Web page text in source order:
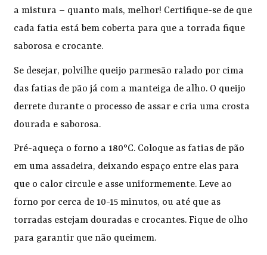
a mistura – quanto mais, melhor! Certifique-se de que
cada fatia está bem coberta para que a torrada fique
saborosa e crocante.
Se desejar, polvilhe queijo parmesão ralado por cima
das fatias de pão já com a manteiga de alho. O queijo
derrete durante o processo de assar e cria uma crosta
dourada e saborosa.
Pré-aqueça o forno a 180°C. Coloque as fatias de pão
em uma assadeira, deixando espaço entre elas para
que o calor circule e asse uniformemente. Leve ao
forno por cerca de 10-15 minutos, ou até que as
torradas estejam douradas e crocantes. Fique de olho
para garantir que não queimem.